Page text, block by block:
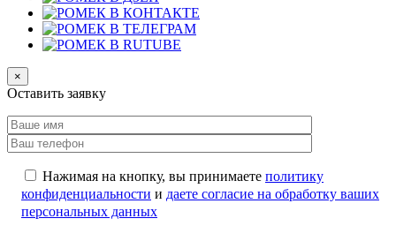
×
Оставить заявку
Нажимая на кнопку, вы принимаете политику
конфиденциальности и даете согласие на обработку ваших
персональных данных